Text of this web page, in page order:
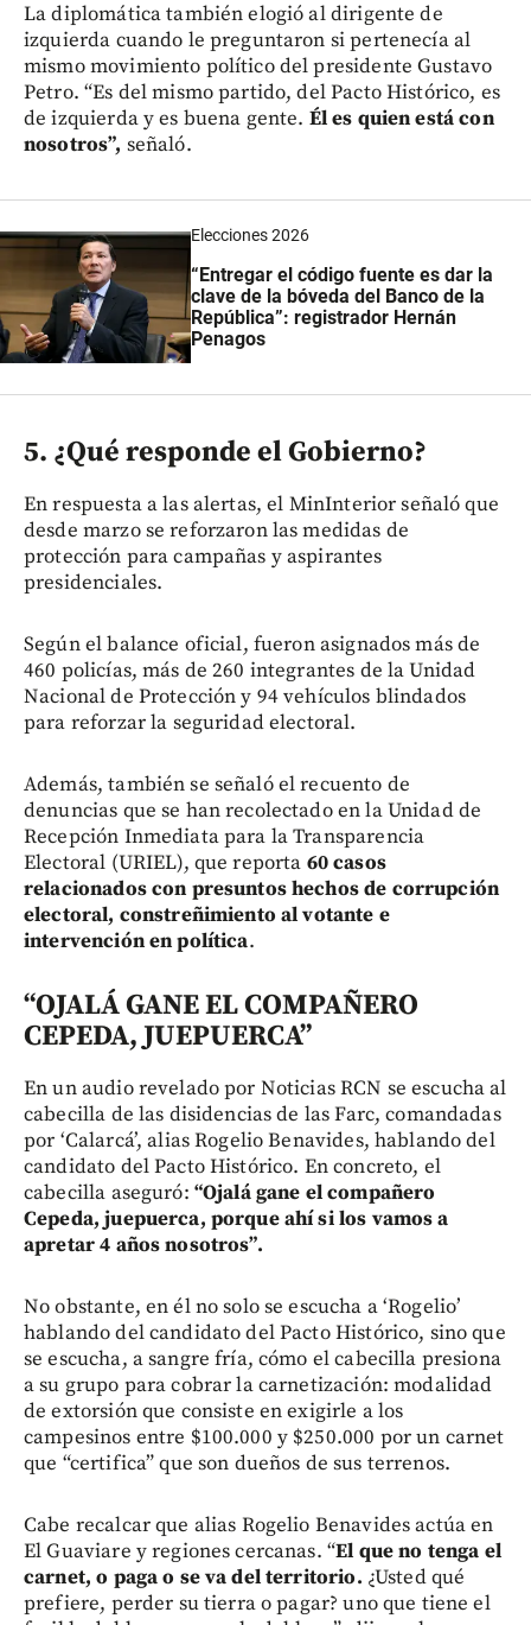
La diplomática también elogió al dirigente de
izquierda cuando le preguntaron si pertenecía al
mismo movimiento político del presidente Gustavo
Petro. “Es del mismo partido, del Pacto Histórico, es
de izquierda y es buena gente. Él es quien está con
nosotros”, señaló.
Elecciones 2026
“Entregar el código fuente es dar la
clave de la bóveda del Banco de la
República”: registrador Hernán
Penagos
5. ¿Qué responde el Gobierno?
En respuesta a las alertas, el MinInterior señaló que
desde marzo se reforzaron las medidas de
protección para campañas y aspirantes
presidenciales.
Según el balance oficial, fueron asignados más de
460 policías, más de 260 integrantes de la Unidad
Nacional de Protección y 94 vehículos blindados
para reforzar la seguridad electoral.
Además, también se señaló el recuento de
denuncias que se han recolectado en la Unidad de
Recepción Inmediata para la Transparencia
Electoral (URIEL), que reporta 60 casos
relacionados con presuntos hechos de corrupción
electoral, constreñimiento al votante e
intervención en política.
“OJALÁ GANE EL COMPAÑERO
CEPEDA, JUEPUERCA”
En un audio revelado por Noticias RCN se escucha al
cabecilla de las disidencias de las Farc, comandadas
por ‘Calarcá’, alias Rogelio Benavides, hablando del
candidato del Pacto Histórico. En concreto, el
cabecilla aseguró: “Ojalá gane el compañero
Cepeda, juepuerca, porque ahí si los vamos a
apretar 4 años nosotros”.
No obstante, en él no solo se escucha a ‘Rogelio’
hablando del candidato del Pacto Histórico, sino que
se escucha, a sangre fría, cómo el cabecilla presiona
a su grupo para cobrar la carnetización: modalidad
de extorsión que consiste en exigirle a los
campesinos entre $100.000 y $250.000 por un carnet
que “certifica” que son dueños de sus terrenos.
Cabe recalcar que alias Rogelio Benavides actúa en
El Guaviare y regiones cercanas. “El que no tenga el
carnet, o paga o se va del territorio. ¿Usted qué
prefiere, perder su tierra o pagar? uno que tiene el